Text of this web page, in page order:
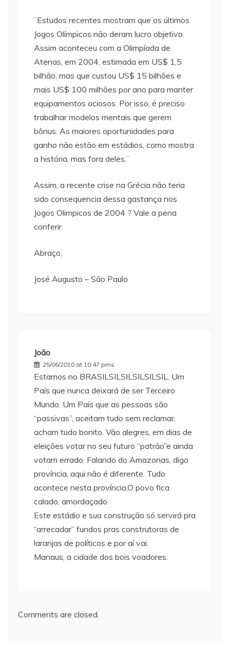
¨Estudos recentes mostram que os últimos
Jogos Olímpicos não deram lucro objetivo.
Assim aconteceu com a Olimpíada de
Atenas, em 2004, estimada em US$ 1,5
bilhão, mas que custou US$ 15 bilhões e
mais US$ 100 milhões por ano para manter
equipamentos ociosos. Por isso, é preciso
trabalhar modelos mentais que gerem
bônus. As maiores oportunidades para
ganho não estão em estádios, como mostra
a história, mas fora deles.¨
Assim, a recente crise na Grécia não teria
sido consequencia dessa gastança nos
Jogos Olimpicos de 2004 ? Vale a pena
conferir.
Abraço,
José Augusto – São Paulo
João
25/06/2010 at 10:47 pms
Estamos no BRASILSILSILSILSILSIL. Um
País que nunca deixará de ser Terceiro
Mundo. Um País que as pessoas são
“passivas”, aceitam tudo sem reclamar,
acham tudo bonito. Vão alegres, em dias de
eleições votar no seu futuro “patrão”e ainda
votam errado. Falando do Amazonas, digo
província, aqui não é diferente. Tudo
acontece nesta província.O povo fica
calado, amordaçado.
Este estádio e sua construção só servirá pra
“arrecadar” fundos pras construtoras de
laranjas de políticos e por aí vai.
Manaus, a cidade dos bois voadores.
Comments are closed.